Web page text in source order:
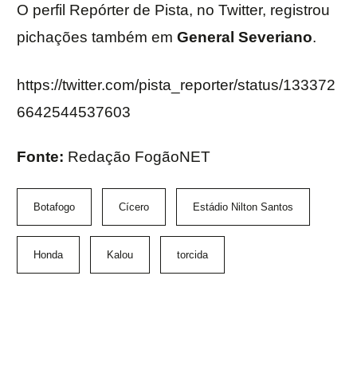
O perfil Repórter de Pista, no Twitter, registrou
pichações também em General Severiano.
https://twitter.com/pista_reporter/status/133372
6642544537603
Fonte: Redação FogãoNET
Botafogo Cícero Estádio Nilton Santos
Honda Kalou torcida